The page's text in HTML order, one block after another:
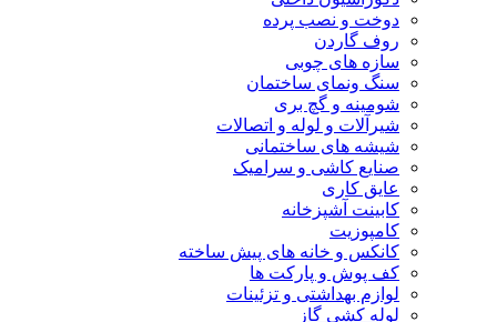
دوخت و نصب پرده
روف گاردن
سازه های چوبی
سنگ ونمای ساختمان
شومینه و گچ بری
شیرآلات و لوله و اتصالات
شیشه های ساختمانی
صنایع کاشی و سرامیک
عایق کاری
کابینت آشپزخانه
کامپوزیت
کانکس و خانه های پیش ساخته
کف پوش و پارکت ها
لوازم بهداشتی و تزئینات
لوله کشی گاز